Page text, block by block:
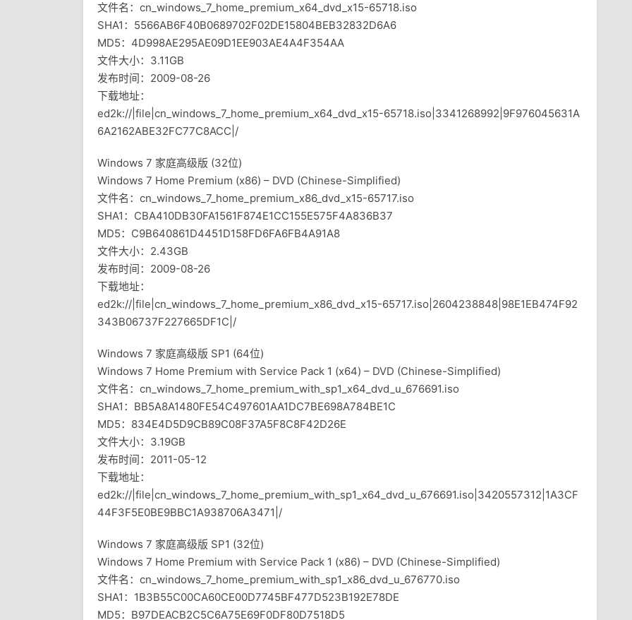
文件名：cn_windows_7_home_premium_x64_dvd_x15-65718.iso
SHA1：5566AB6F40B0689702F02DE15804BEB32832D6A6
MD5：4D998AE295AE09D1EE903AE4A4F354AA
文件大小：3.11GB
发布时间：2009-08-26
下载地址：
ed2k://|file|cn_windows_7_home_premium_x64_dvd_x15-65718.iso|3341268992|9F976045631A
6A2162ABE32FC77C8ACC|/
Windows 7 家庭高级版 (32位)
Windows 7 Home Premium (x86) – DVD (Chinese-Simplified)
文件名：cn_windows_7_home_premium_x86_dvd_x15-65717.iso
SHA1：CBA410DB30FA1561F874E1CC155E575F4A836B37
MD5：C9B640861D4451D158FD6FA6FB4A91A8
文件大小：2.43GB
发布时间：2009-08-26
下载地址：
ed2k://|file|cn_windows_7_home_premium_x86_dvd_x15-65717.iso|2604238848|98E1EB474F92
343B06737F227665DF1C|/
Windows 7 家庭高级版 SP1 (64位)
Windows 7 Home Premium with Service Pack 1 (x64) – DVD (Chinese-Simplified)
文件名：cn_windows_7_home_premium_with_sp1_x64_dvd_u_676691.iso
SHA1：BB5A8A1480FE54C497601AA1DC7BE698A784BE1C
MD5：834E4D5D9CB89C08F37A5F8C8F42D26E
文件大小：3.19GB
发布时间：2011-05-12
下载地址：
ed2k://|file|cn_windows_7_home_premium_with_sp1_x64_dvd_u_676691.iso|3420557312|1A3CF
44F3F5E0BE9BBC1A938706A3471|/
Windows 7 家庭高级版 SP1 (32位)
Windows 7 Home Premium with Service Pack 1 (x86) – DVD (Chinese-Simplified)
文件名：cn_windows_7_home_premium_with_sp1_x86_dvd_u_676770.iso
SHA1：1B3B55C00CA60CE00D7745BF477D523B192E78DE
MD5：B97DEACB2C5C6A75E69F0DF80D7518D5